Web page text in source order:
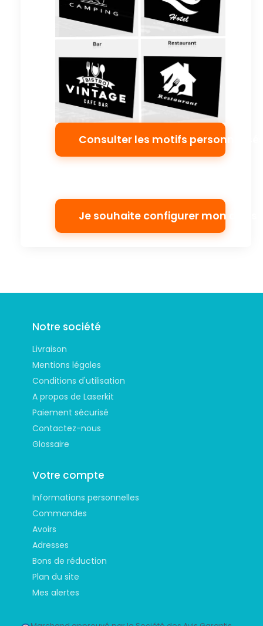
Consulter les motifs
Je souhaite configurer mon devis
Notre société
Livraison
Mentions légales
Conditions d'utilisation
A propos de Laserkit
Paiement sécurisé
Contactez-nous
Glossaire
Votre compte
Informations personnelles
Commandes
Avoirs
Adresses
Bons de réduction
Plan du site
Mes alertes